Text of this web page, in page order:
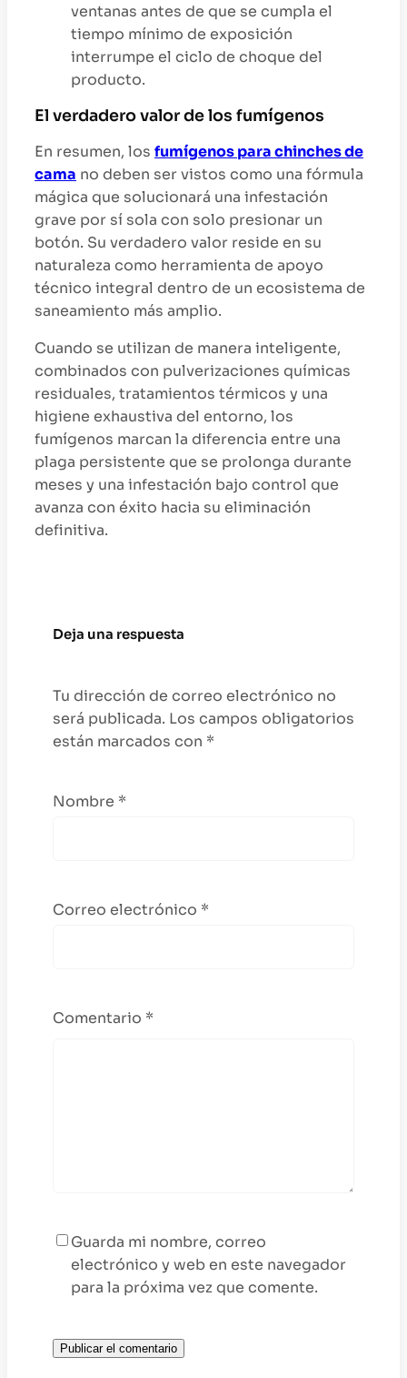
ventanas antes de que se cumpla el
tiempo mínimo de exposición
interrumpe el ciclo de choque del
producto.
El verdadero valor de los fumígenos
En resumen, los fumígenos para chinches de
cama no deben ser vistos como una fórmula
mágica que solucionará una infestación
grave por sí sola con solo presionar un
botón. Su verdadero valor reside en su
naturaleza como herramienta de apoyo
técnico integral dentro de un ecosistema de
saneamiento más amplio.
Cuando se utilizan de manera inteligente,
combinados con pulverizaciones químicas
residuales, tratamientos térmicos y una
higiene exhaustiva del entorno, los
fumígenos marcan la diferencia entre una
plaga persistente que se prolonga durante
meses y una infestación bajo control que
avanza con éxito hacia su eliminación
definitiva.
Deja una respuesta
Tu dirección de correo electrónico no
será publicada. Los campos obligatorios
están marcados con *
Nombre *
Correo electrónico *
Comentario *
Guarda mi nombre, correo
electrónico y web en este navegador
para la próxima vez que comente.